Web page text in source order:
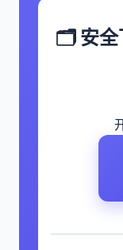
🗂️ 安全